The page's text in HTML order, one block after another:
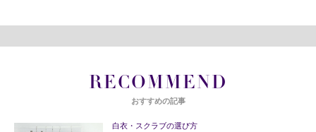
RECOMMEND
おすすめの記事
白衣・スクラブの選び方